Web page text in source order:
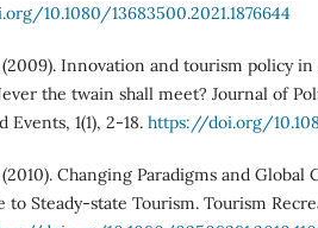
10.1080/13683500.2021.1876644
Innovation and tourism policy in
the twain shall meet? Journal of
Events, 1(1), 2-18. https://doi.org/
Changing Paradigms and Global
to Steady-state Tourism. Tourism